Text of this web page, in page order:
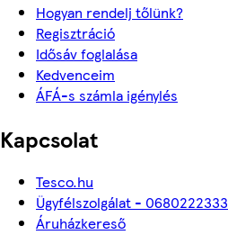
Hogyan rendelj tőlünk?
Regisztráció
Idősáv foglalása
Kedvenceim
ÁFÁ-s számla igénylés
Kapcsolat
Tesco.hu
Ügyfélszolgálat - 0680222333
Áruházkereső